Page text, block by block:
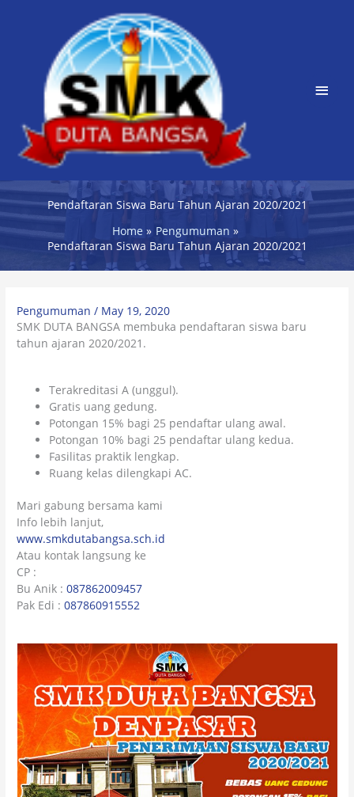
Pendaftaran Siswa Baru Tahun Ajaran 2020/2021
Home
Pengumuman
Pendaftaran Siswa Baru Tahun Ajaran 2020/2021
Pengumuman / May 19, 2020
SMK DUTA BANGSA membuka pendaftaran siswa baru
tahun ajaran 2020/2021.
Terakreditasi A (unggul).
Gratis uang gedung.
Potongan 15% bagi 25 pendaftar ulang awal.
Potongan 10% bagi 25 pendaftar ulang kedua.
Fasilitas praktik lengkap.
Ruang kelas dilengkapi AC.
Mari gabung bersama kami
Info lebih lanjut,
www.smkdutabangsa.sch.id
Atau kontak langsung ke
CP :
Bu Anik :087862009457
Pak Edi :087860915552